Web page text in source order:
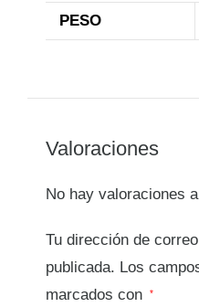
PESO
Valoraciones
No hay valoraciones
Tu dirección de
publicada. Los
marcados con
*